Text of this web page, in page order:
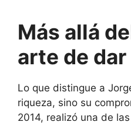
Más allá
arte de dar
Lo que distingue a
riqueza, sino su
2014, realizó una de